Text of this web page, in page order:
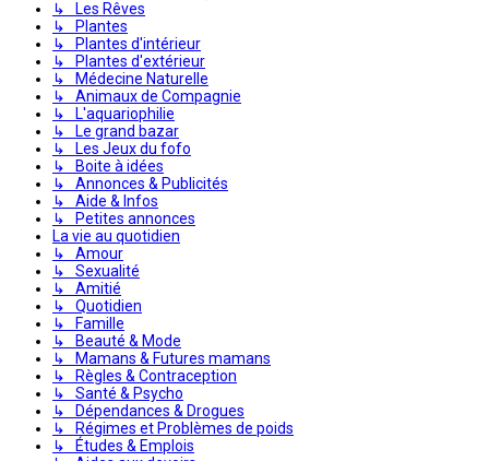
↳ Les Rêves
↳ Plantes
↳ Plantes d'intérieur
↳ Plantes d'extérieur
↳ Médecine Naturelle
↳ Animaux de Compagnie
↳ L'aquariophilie
↳ Le grand bazar
↳ Les Jeux du fofo
↳ Boite à idées
↳ Annonces & Publicités
↳ Aide & Infos
↳ Petites annonces
La vie au quotidien
↳ Amour
↳ Sexualité
↳ Amitié
↳ Quotidien
↳ Famille
↳ Beauté & Mode
↳ Mamans & Futures mamans
↳ Règles & Contraception
↳ Santé & Psycho
↳ Dépendances & Drogues
↳ Régimes et Problèmes de poids
↳ Études & Emplois